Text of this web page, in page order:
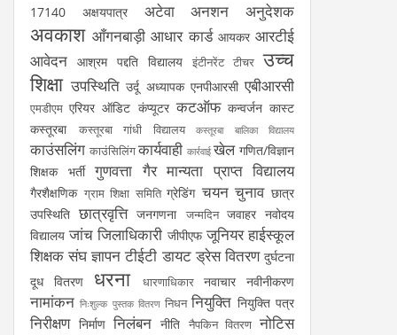
17140 अक्षयपात्र अटेवा अनशन अनुदेशक
अवकाश आँगनबाड़ी आधार कार्ड आयकर आरटीई
आवेदन आश्रम पद्दति विद्यालय इंटीनरेंट टीचर उच्च
शिक्षा उपस्थिति उर्दू अध्यापक एनपीआरसी एबीआरसी
एमडीएम एरियर ऑडिट कंप्यूटर कटऑफ कन्वर्जन कास्ट
कस्तूरबा
कस्तूरबा गांधी विद्यालय कस्तूरबा बालिका विद्यालय
काउंसलिंग काउंसिलिंग कार्यवाही कार्रवाई खेल गणित/विज्ञान
शिक्षक भर्ती
गुणवत्ता गैर मान्यता प्राप्त विद्यालय
गैरशैक्षणिक ग्राम शिक्षा समिति ग्रेडिंग चयन चुनाव छात्र
उपस्थिति छात्रवृत्ति जनगणना जन्मदिन जवाहर नवोदय
विद्यालय जांच जिलाधिकारी जीपीएफ जूनियर हाईस्कूल
शिक्षक संघ ज्ञापन टीईटी डायट ड्रेस वितरण दुर्घटना
दूध वितरण
धरना धारणाधिकार नवाचार नवीनीकरण
नामांकन निःशुल्क पुस्तक वितरण निधन नियुक्ति नियुक्ति पत्र
निरीक्षण निर्माण निलंबन नीति नैपकिन वितरण नोटिस